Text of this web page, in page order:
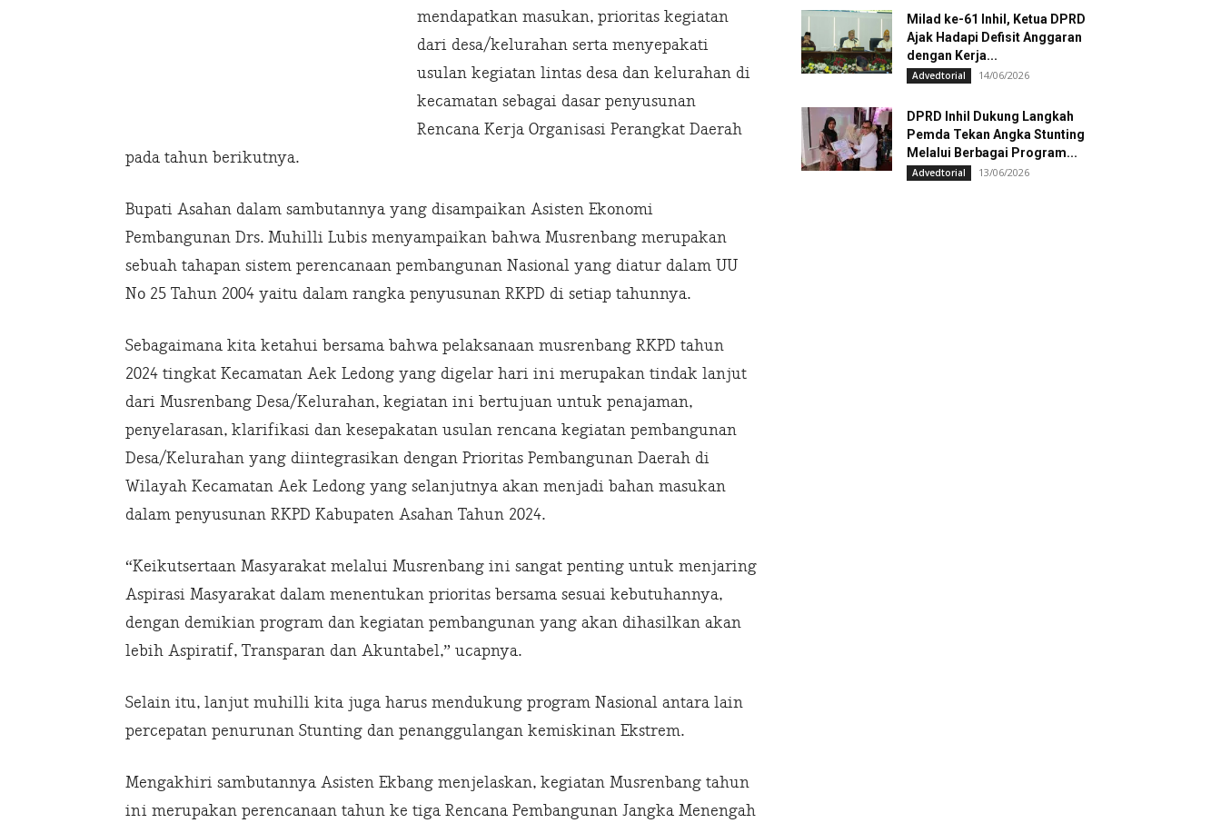
mendapatkan masukan, prioritas kegiatan
dari desa/kelurahan serta menyepakati
usulan kegiatan lintas desa dan kelurahan di
kecamatan sebagai dasar penyusunan
Rencana Kerja Organisasi Perangkat Daerah
pada tahun berikutnya.
Bupati Asahan dalam sambutannya yang disampaikan Asisten Ekonomi
Pembangunan Drs. Muhilli Lubis menyampaikan bahwa Musrenbang merupakan
sebuah tahapan sistem perencanaan pembangunan Nasional yang diatur dalam UU
No 25 Tahun 2004 yaitu dalam rangka penyusunan RKPD di setiap tahunnya.
Sebagaimana kita ketahui bersama bahwa pelaksanaan musrenbang RKPD tahun
2024 tingkat Kecamatan Aek Ledong yang digelar hari ini merupakan tindak lanjut
dari Musrenbang Desa/Kelurahan, kegiatan ini bertujuan untuk penajaman,
penyelarasan, klarifikasi dan kesepakatan usulan rencana kegiatan pembangunan
Desa/Kelurahan yang diintegrasikan dengan Prioritas Pembangunan Daerah di
Wilayah Kecamatan Aek Ledong yang selanjutnya akan menjadi bahan masukan
dalam penyusunan RKPD Kabupaten Asahan Tahun 2024.
“Keikutsertaan Masyarakat melalui Musrenbang ini sangat penting untuk menjaring
Aspirasi Masyarakat dalam menentukan prioritas bersama sesuai kebutuhannya,
dengan demikian program dan kegiatan pembangunan yang akan dihasilkan akan
lebih Aspiratif, Transparan dan Akuntabel,” ucapnya.
Selain itu, lanjut muhilli kita juga harus mendukung program Nasional antara lain
percepatan penurunan Stunting dan penanggulangan kemiskinan Ekstrem.
Mengakhiri sambutannya Asisten Ekbang menjelaskan, kegiatan Musrenbang tahun
ini merupakan perencanaan tahun ke tiga Rencana Pembangunan Jangka Menengah
Milad ke-61 Inhil, Ketua DPRD
Ajak Hadapi Defisit Anggaran
dengan Kerja...
Advedtorial 14/06/2026
DPRD Inhil Dukung Langkah
Pemda Tekan Angka Stunting
Melalui Berbagai Program...
Advedtorial 13/06/2026